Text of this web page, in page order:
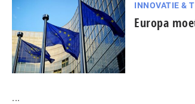
INNOVATIE &
Europa
...